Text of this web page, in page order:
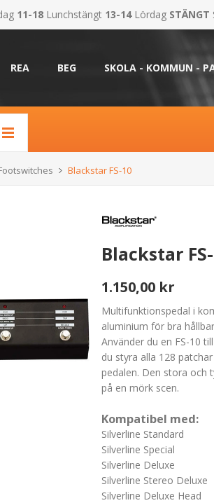
11-18 Lunchstängt 13-14 Lördag STÄNGT
REA BEG SKOLA - KOMMUN -
Blackstar FS-10
Blackstar
1.150,00 kr
Multifunktionspedal i
aluminium för bra
Använder du en FS-10
du styra alla 128
pedalen. Den stora och
på en mörk scen.
Kompatibel med:
Silverline Standard
Silverline Special
Silverline Deluxe
Silverline Stereo Deluxe
Silverline Deluxe Head